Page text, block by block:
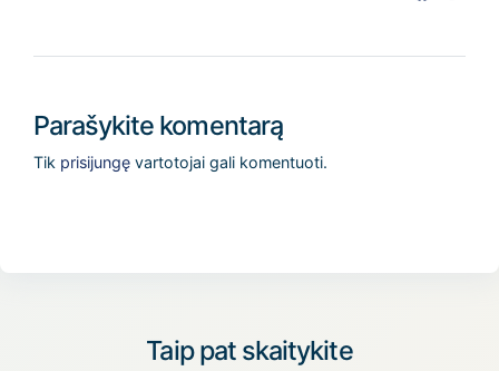
Parašykite komentarą
Tik prisijungęvartotojai gali komentuoti.
Taip pat skaitykite